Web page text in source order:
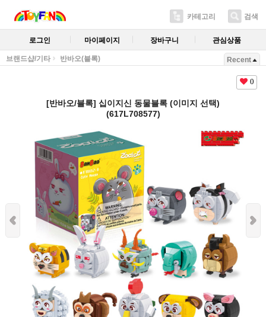
카테고리 검색
로그인 마이페이지 장바구니 관심상품
브랜드샵/기타 반바오(블록) Recent
0
[반바오/블록] 십이지신 동물블록 (이미지 선택)
(617L708577)